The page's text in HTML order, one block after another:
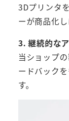
3Dプリンタ
ーが商品化
3. 継続的な
当ショップ
ードバック
す。